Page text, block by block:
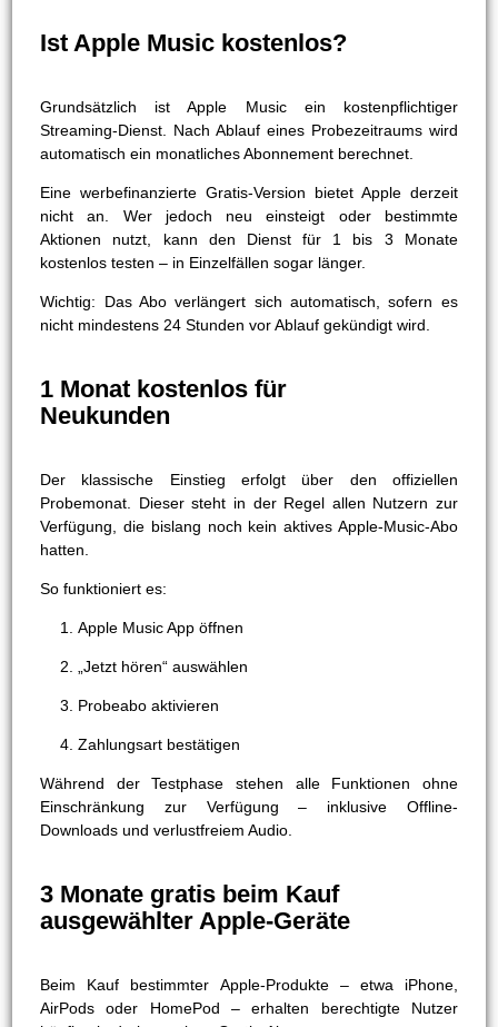
Ist Apple Music kostenlos?
Grundsätzlich ist Apple Music ein kostenpflichtiger
Streaming-Dienst. Nach Ablauf eines Probezeitraums wird
automatisch ein monatliches Abonnement berechnet.
Eine werbefinanzierte Gratis-Version bietet Apple derzeit
nicht an. Wer jedoch neu einsteigt oder bestimmte
Aktionen nutzt, kann den Dienst für 1 bis 3 Monate
kostenlos testen – in Einzelfällen sogar länger.
Wichtig: Das Abo verlängert sich automatisch, sofern es
nicht mindestens 24 Stunden vor Ablauf gekündigt wird.
1 Monat kostenlos für
Neukunden
Der klassische Einstieg erfolgt über den offiziellen
Probemonat. Dieser steht in der Regel allen Nutzern zur
Verfügung, die bislang noch kein aktives Apple-Music-Abo
hatten.
So funktioniert es:
Apple Music App öffnen
„Jetzt hören“ auswählen
Probeabo aktivieren
Zahlungsart bestätigen
Während der Testphase stehen alle Funktionen ohne
Einschränkung zur Verfügung – inklusive Offline-
Downloads und verlustfreiem Audio.
3 Monate gratis beim Kauf
ausgewählter Apple-Geräte
Beim Kauf bestimmter Apple-Produkte – etwa iPhone,
AirPods oder HomePod – erhalten berechtigte Nutzer